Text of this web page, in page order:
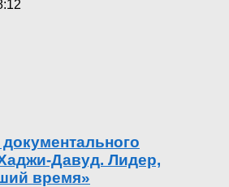
Давуд. Лидер,
время»